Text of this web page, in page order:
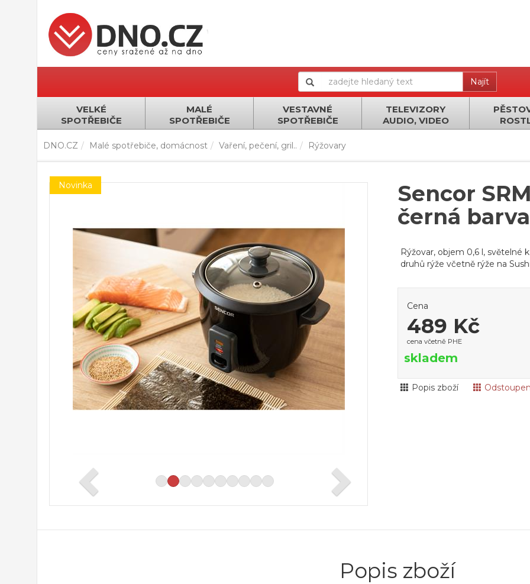
Najít
VELKÉ
SPOTŘEBIČE
MALÉ
SPOTŘEBIČE
VESTAVNÉ
SPOTŘEBIČE
TELEVIZORY
AUDIO, VIDEO
DNO.CZ Malé spotřebiče, domácnost Vaření, pečení, gril.. Rýžovary
Novinka
Sencor
černá barva
Rýžovar, objem 0,6 l, světelné
druhů rýže včetně rýže na
Cena
489 Kč
cena včetně PHE
skladem
Popis zboží
Popis zboží